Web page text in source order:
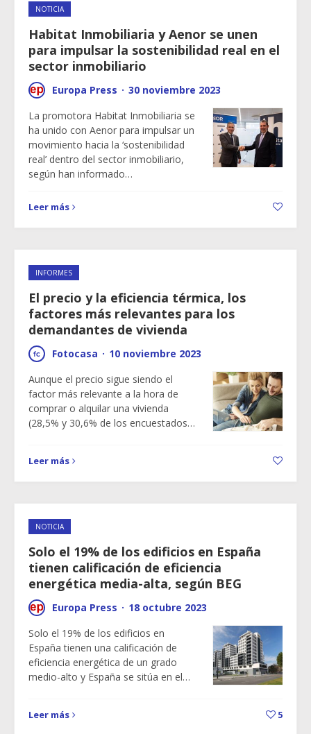
NOTICIA
Habitat Inmobiliaria y Aenor se unen
para impulsar la sostenibilidad real en el
sector inmobiliario
Europa Press · 30 noviembre 2023
La promotora Habitat Inmobiliaria se
ha unido con Aenor para impulsar un
movimiento hacia la ‘sostenibilidad
real’ dentro del sector inmobiliario,
según han informado…
Leer más
INFORMES
El precio y la eficiencia térmica, los
factores más relevantes para los
demandantes de vivienda
Fotocasa · 10 noviembre 2023
Aunque el precio sigue siendo el
factor más relevante a la hora de
comprar o alquilar una vivienda
(28,5% y 30,6% de los encuestados…
Leer más
NOTICIA
Solo el 19% de los edificios en España
tienen calificación de eficiencia
energética media-alta, según BEG
Europa Press · 18 octubre 2023
Solo el 19% de los edificios en
España tienen una calificación de
eficiencia energética de un grado
medio-alto y España se sitúa en el…
Leer más 5